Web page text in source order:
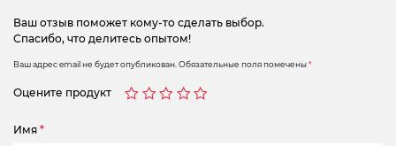
Ваш отзыв поможет кому-то сделать выбор.
Спасибо, что делитесь опытом!
Ваш адрес email не будет опубликован. Обязательные поля помечены*
Оцените продукт
Имя *